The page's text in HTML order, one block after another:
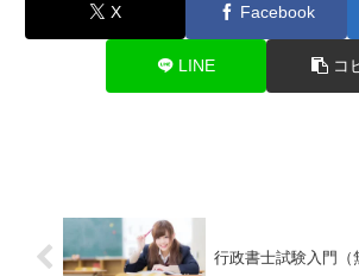
X Facebook
LINE コ
行政書士試験入門（